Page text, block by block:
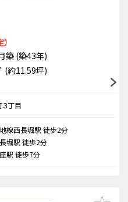
築 (築43年)
(約11.59坪)
丁目
線西長堀駅 徒歩2分
堀駅 徒歩2分
駅 徒歩7分